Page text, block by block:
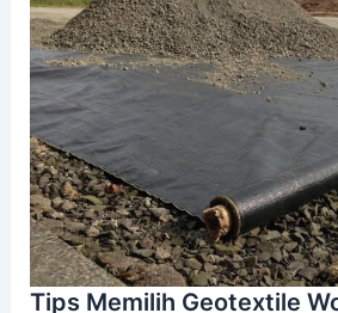
Tips Memilih Geotextile